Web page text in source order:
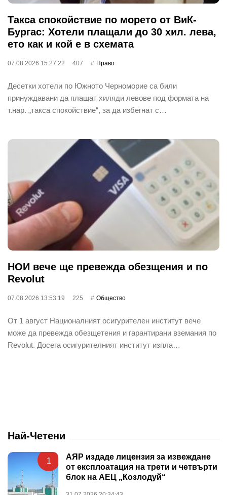
Такса спокойствие по морето от ВиК-
Бургас: Хотели плащали до 30 хил. лева,
ето как и кой е в схемата
07.08.2026 15:27:22 407 Право
Десетки хотели по Южното Черноморие са били
принуждавани да плащат хиляди левове под формата на
т.нар. „такса спокойствие“, за да избегнат с…
НОИ вече ще превежда обезщения и по
Revolut
07.08.2026 13:53:19 225 Общество
От 1 август Националният осигурителен институт вече
може да превежда обезщетения и гарантирани вземания по
Revolut. Досега осигурителният институт изпла…
Най-Четени
1
АЯР издаде лицензия за извеждане
от експлоатация на трети и четвърти
блок на АЕЦ „Козлодуй“